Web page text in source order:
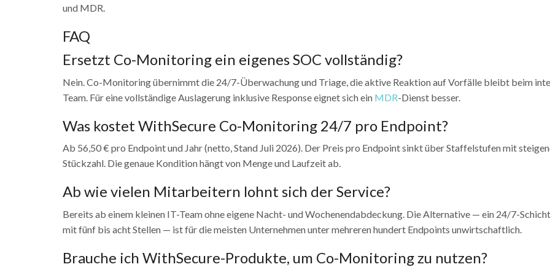
und MDR.
FAQ
Ersetzt Co-Monitoring ein eigenes SOC vollständig?
Nein. Co-Monitoring übernimmt die 24/7-Überwachung und Triage, die aktive Reaktion auf Vorfälle bleibt beim
Team. Für eine vollständige Auslagerung inklusive Response eignet sich ein MDR-Dienst besser.
Was kostet WithSecure Co-Monitoring 24/7 pro Endpoint?
Ab 56,50 € pro Endpoint und Jahr (netto, Stand Juli 2026). Der Preis pro Endpoint sinkt über Staffelstufen mit
Stückzahl. Die genaue Kondition hängt von Menge und Laufzeit ab.
Ab wie vielen Mitarbeitern lohnt sich der Service?
Bereits ab einem kleinen IT-Team ohne eigene Nacht- und Wochenendabdeckung. Die Alternative — ein 24/7-
mit fünf bis acht Stellen — ist für die meisten Unternehmen unter mehreren hundert Endpoints unwirtschaftlich.
Brauche ich WithSecure-Produkte, um Co-Monitoring zu nutzen?